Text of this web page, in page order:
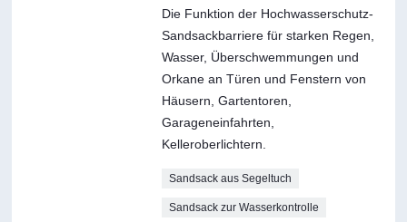
Die Funktion der Hochwasserschutz-
Sandsackbarriere für starken Regen,
Wasser, Überschwemmungen und
Orkane an Türen und Fenstern von
Häusern, Gartentoren,
Garageneinfahrten,
Kelleroberlichtern.
Sandsack aus Segeltuch
Sandsack zur Wasserkontrolle